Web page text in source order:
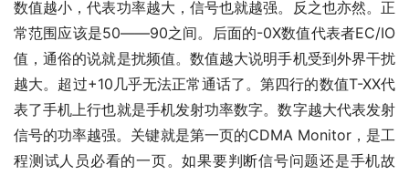
数值越小，代表功率越大，信号也就越强。反之也亦然。正
常范围应该是50――90之间。后面的-0X数值代表者EC/IO
值，通俗的说就是扰频值。数值越大说明手机受到外界干扰
越大。超过+10几乎无法正常通话了。第四行的数值T-XX代
表了手机上行也就是手机发射功率数字。数字越大代表发射
信号的功率越强。关键就是第一页的CDMA Monitor，是工
程测试人员必看的一页。如果要判断信号问题还是手机故